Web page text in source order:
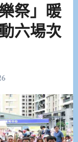
祭」暖
六場次